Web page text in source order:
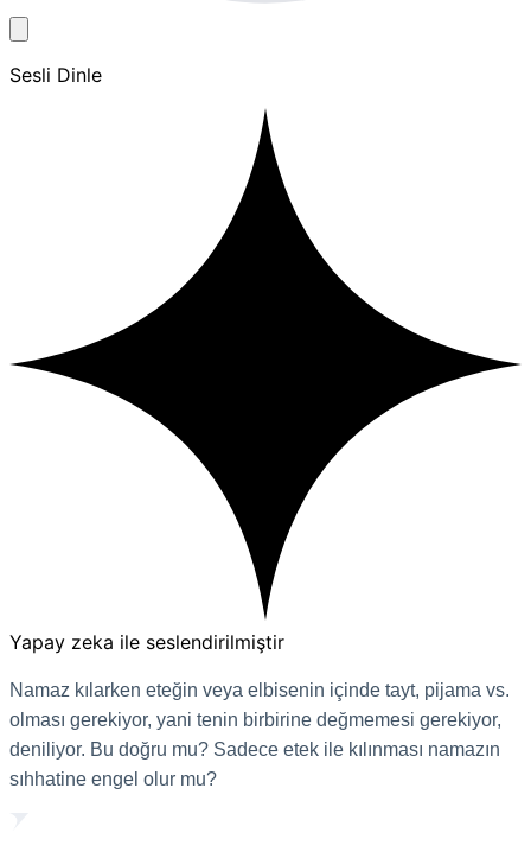
Sesli Dinle
Yapay zeka ile seslendirilmiştir
Namaz kılarken eteğin veya elbisenin içinde tayt, pijama vs.
olması gerekiyor, yani tenin birbirine değmemesi gerekiyor,
deniliyor. Bu doğru mu? Sadece etek ile kılınması namazın
sıhhatine engel olur mu?